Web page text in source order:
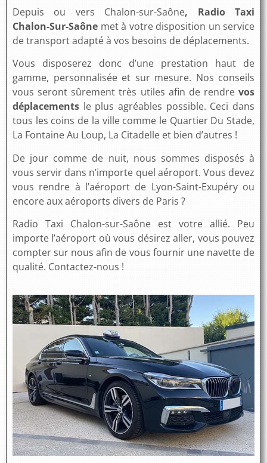
Depuis ou vers Chalon-sur-Saône, Radio Taxi
Chalon-Sur-Saône met à votre disposition un service
de transport adapté à vos besoins de déplacements.
Vous disposerez donc d’une prestation haut de
gamme, personnalisée et sur mesure. Nos conseils
vous seront sûrement très utiles afin de rendre vos
déplacements le plus agréables possible. Ceci dans
tous les coins de la ville comme le Quartier Du Stade,
La Fontaine Au Loup, La Citadelle et bien d’autres !
De jour comme de nuit, nous sommes disposés à
vous servir dans n’importe quel aéroport. Vous devez
vous rendre à l’aéroport de Lyon-Saint-Exupéry ou
encore aux aéroports divers de Paris ?
Radio Taxi Chalon-sur-Saône est votre allié. Peu
importe l’aéroport où vous désirez aller, vous pouvez
compter sur nous afin de vous fournir une navette de
qualité. Contactez-nous !